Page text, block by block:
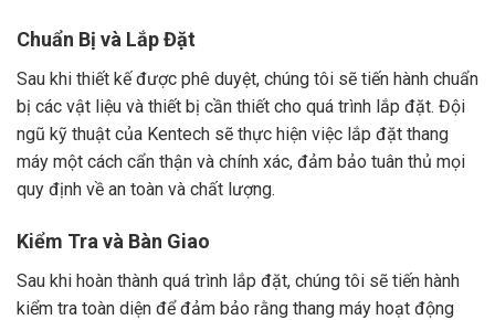
Chuẩn Bị và Lắp Đặt
Sau khi thiết kế được phê duyệt, chúng tôi sẽ tiến hành chuẩn
bị các vật liệu và thiết bị cần thiết cho quá trình lắp đặt. Đội
ngũ kỹ thuật của Kentech sẽ thực hiện việc lắp đặt thang
máy một cách cẩn thận và chính xác, đảm bảo tuân thủ mọi
quy định về an toàn và chất lượng.
Kiểm Tra và Bàn Giao
Sau khi hoàn thành quá trình lắp đặt, chúng tôi sẽ tiến hành
kiểm tra toàn diện để đảm bảo rằng thang máy hoạt động